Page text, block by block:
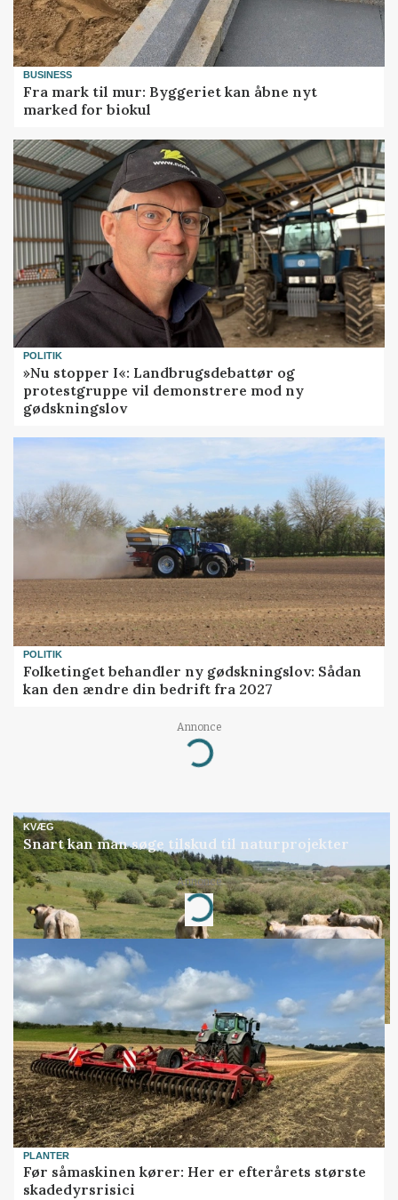
BUSINESS
Fra mark til mur: Byggeriet kan åbne nyt
marked for biokul
POLITIK
»Nu stopper I«: Landbrugsdebattør og
protestgruppe vil demonstrere mod ny
gødskningslov
POLITIK
Folketinget behandler ny gødskningslov: Sådan
kan den ændre din bedrift fra 2027
Annonce
Loading...
KVÆG
Snart kan man søge tilskud til naturprojekter
Annonce
Loading...
PLANTER
Før såmaskinen kører: Her er efterårets største
skadedyrsrisici